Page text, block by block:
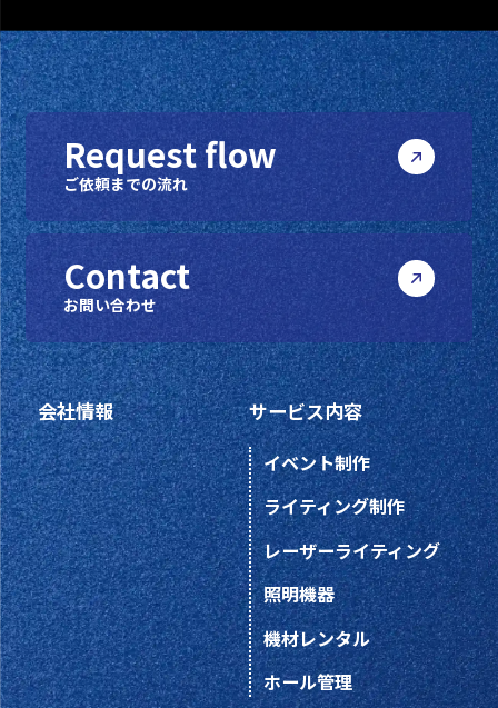
Request flow
ご依頼までの流れ
Contact
お問い合わせ
会社情報 サービス内容
イベント制作
ライティング制作
レーザーライティング
照明機器
機材レンタル
ホール管理